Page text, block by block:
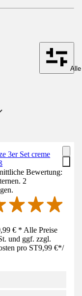
3er Set creme
Bewertung:
2
€ * Alle Preise
und ggf. zzgl.
pro ST9,99 €*/